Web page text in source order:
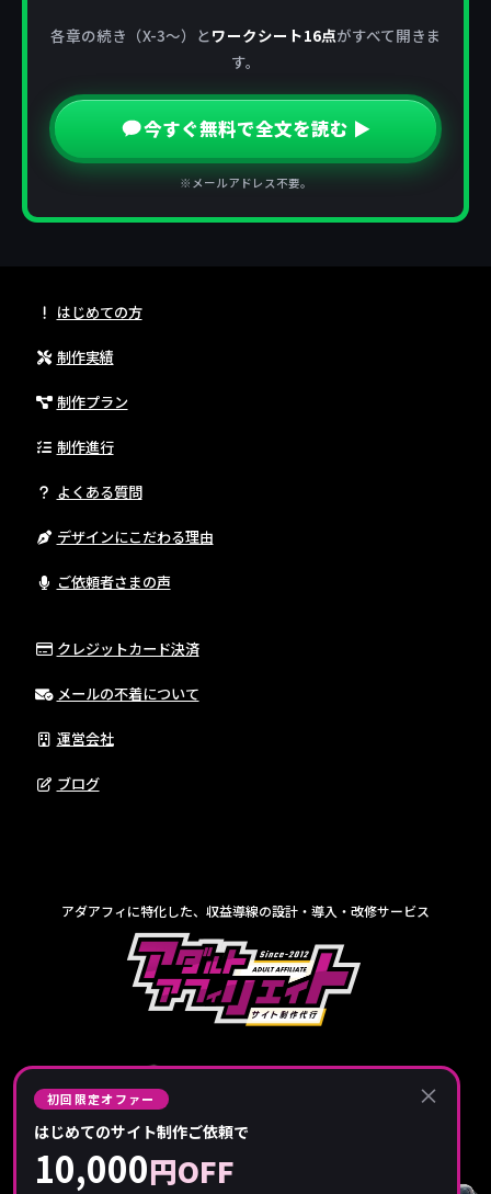
各章の続き（X-3〜）とワークシート16点がすべて開きま
す。
今すぐ無料で全文を読む ▶
※メールアドレス不要。
はじめての方
制作実績
制作プラン
制作進行
よくある質問
デザインにこだわる理由
ご依頼者さまの声
クレジットカード決済
メールの不着について
運営会社
ブログ
アダアフィに特化した、収益導線の設計・導入・改修サービス
×
初回限定オファー
はじめてのサイト制作ご依頼で
10,000円OFF